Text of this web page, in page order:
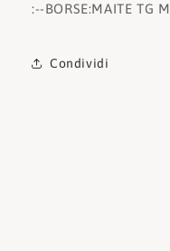
:--BORSE:MAITE TG M
Condividi